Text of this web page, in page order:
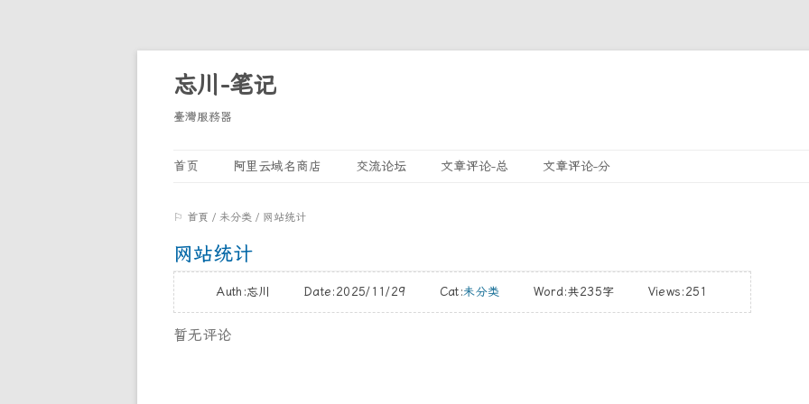
忘川-笔记
臺灣服務器
跳
首页 阿里云域名商店 交流论坛 文章评论-总 文章评论-分
⚐ 首頁 / 未分类 / 网站统计
网站统计
Auth:忘川 Date:2025/11/29 Cat:未分类 Word:共235字 Views:251
暂无评论